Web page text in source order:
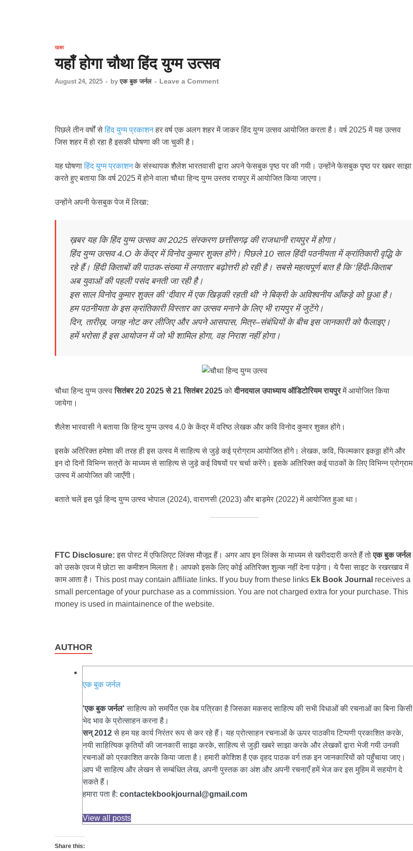
खबर
यहाँ होगा चौथा हिंद युग्म उत्सव
August 24, 2025 - by एक बुक जर्नल - Leave a Comment
पिछले तीन वर्षों सेहिंद युग्म प्रकाशनहर वर्ष एक अलग शहर में जाकर हिंद युग्म उत्सव आयोजित करता है। वर्ष 2025 में यह उत्सव
जिस शहर में हो रहा है इसकी घोषणा की जा चुकी है।
यह घोषणाहिंद युग्म प्रकाशनके संस्थापक शैलेश भारतवासी द्वारा अपने फेसबुक पृष्ठ पर की गयी। उन्होंने फेसबुक पृष्ठ पर खबर साझा
करते हुए बताया कि वर्ष 2025 में होने वाला चौथा हिन्द युग्म उस्तव रायपुर में आयोजित किया जाएगा।
उन्होंने अपनी फेसबुक पेज में लिखा:
ख़बर यह कि हिंद युग्म उत्सव का 2025 संस्करण छत्तीसगढ़ की राजधानी रायपुर में होगा।
हिंद युग्म उत्सव 4.O के केंद्र में विनोद कुमार शुक्ल होंगे। पिछले 10 साल हिंदी पठनीयता में क्रांतिकारी वृद्धि के
रहे हैं। हिंदी किताबों की पाठक-संख्या में लगातार बढ़ोत्तरी हो रही है। सबसे महत्वपूर्ण बात है कि ‘हिंदी-किताब’
अब युवाओं की पहली पसंद बनती जा रही है।
इस साल विनोद कुमार शुक्ल की ‘दीवार में एक खिड़की रहती थी’ ने बिक्री के अविश्वनीय आँकड़े को छुआ है।
हम पठनीयता के इस क्रांतिकारी विस्तार का उत्सव मनाने के लिए भी रायपुर में जुटेंगे।
दिन, तारीख़, जगह नोट कर लीजिए और अपने आसपास, मित्र–संबंधियों के बीच इस जानकारी को फैलाइए।
हमें भरोसा है इस आयोजन में जो भी शामिल होगा, वह निराश नहीं होगा।
चौथा हिन्द युग्म उत्स्वसितंबर 20 2025 से 21 सितंबर 2025कोदीनदयाल उपाध्याय ऑडिटोरियम रायपुरमें आयोजित किया
जायेगा।
शैलेश भारवासी ने बताया कि हिन्द युग्म उत्स्व 4.0 के केंद्र में वरिष्ठ लेखक और कवि विनोद कुमार शुक्ल होंगे।
इसके अतिरिक्त हमेशा की तरह ही इस उत्स्व में साहित्य से जुड़े कई प्रोग्राम आयोजित होंगे। लेखक, कवि, फिल्मकार इकठ्ठा होंगे और
इन दो दिनों विभिन्न सत्रों के माध्यम से साहित्य से जुड़े कई विषयों पर चर्चा करेंगे। इसके अतिरिक्त कई पाठकों के लिए विभिन्न प्रोग्राम
उत्स्व में आयोजित की जाएँगी।
बताते चलें इस पूर्व हिन्द युग्म उत्स्व भोपाल (2024), वाराणसी (2023) और बाड़मेर (2022) में आयोजित हुआ था।
FTC Disclosure: इस पोस्ट में एफिलिएट लिंक्स मौजूद हैं। अगर आप इन लिंक्स के माध्यम से खरीददारी करते हैं तोएक बुक जर्नल
को उसके एवज में छोटा सा कमीशन मिलता है। आपको इसके लिए कोई अतिरिक्त शुल्क नहीं देना पड़ेगा। ये पैसा साइट के रखरखाव में
काम आता है। This post may contain affiliate links. If you buy from these links Ek Book Journal receives a
small percentage of your purchase as a commission. You are not charged extra for your purchase. This
money is used in maintainence of the website.
AUTHOR
एक बुक जर्नल
'एक बुक जर्नल' साहित्य को समर्पित एक वेब पत्रिका है जिसका मकसद साहित्य की सभी विधाओं की रचनाओं का बिना किसी
भेद भाव के प्रोत्साहन करना है।
सन् 2012से हम यह कार्य निरंतर रूप से कर रहे हैं। यह प्रोत्साहन रचनाओं के ऊपर पाठकीय टिप्पणी प्रकाशित करके,
नयी साहित्यिक कृतियों की जानकारी साझा करके, साहित्य से जुड़ी खबरे साझा करके और लेखकों द्वारा भेजी गयी उनकी
रचनाओं को प्रकाशित करके किया जाता है। हमारी कोशिश है एक वृहद पाठक वर्ग तक इन जानकारियों को पहुँचाया जाए।
आप भी साहित्य और लेखन से सम्बंधित लेख, अपनी पुस्तक का अंश और अपनी रचनाएँ हमें भेज कर इस मुहिम में सहयोग दे
सकते हैं।
हमारा पता है: contactekbookjournal@gmail.com
View all posts
Share this: